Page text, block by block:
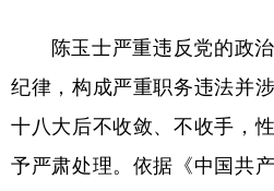
北京 天津
浙江 安徽
陈玉士严重违反党的政治
纪律，构成严重职务违法并
十八大后不收敛、不收手，
予严肃处理。依据《中国共